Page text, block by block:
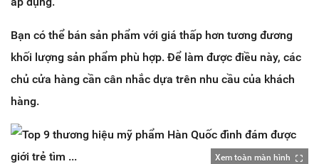
Bạn có thể bán sản phẩm với giá thấp hơn tương đương
khối lượng sản phẩm phù hợp. Để làm được điều này, các
chủ cửa hàng cần cân nhắc dựa trên nhu cầu của khách
hàng.
Xem toàn màn hình